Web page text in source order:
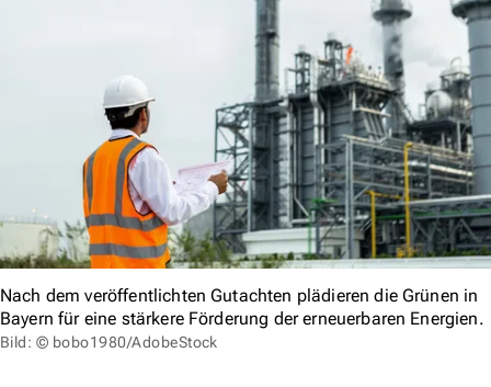
Nach dem veröffentlichten Gutachten plädieren die Grünen in
Bayern für eine stärkere Förderung der erneuerbaren Energien.
Bild: © bobo1980/AdobeStock